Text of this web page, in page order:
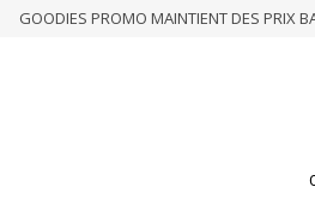
GOODIES PROMO MAINTIENT DES PRIX